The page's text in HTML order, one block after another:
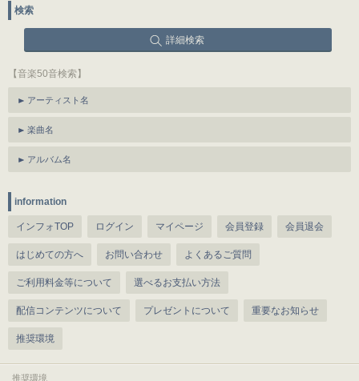
検索
詳細検索
【音楽50音検索】
アーティスト名
楽曲名
アルバム名
information
インフォTOP ログイン マイページ 会員登録 会員退会
はじめての方へ お問い合わせ よくあるご質問
ご利用料金等について 選べるお支払い方法
配信コンテンツについて プレゼントについて 重要なお知らせ
推奨環境
推奨環境